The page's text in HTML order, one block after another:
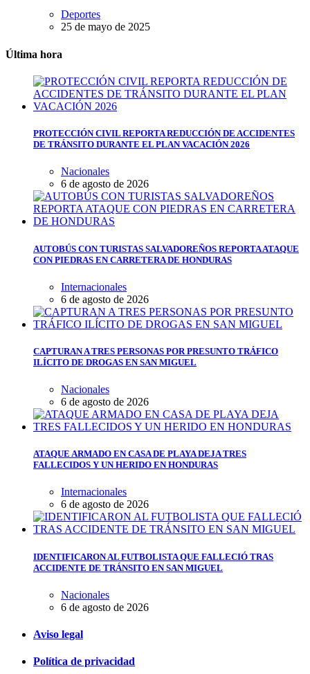
Deportes
25 de mayo de 2025
Última hora
PROTECCIÓN CIVIL REPORTA REDUCCIÓN DE ACCIDENTES
DE TRÁNSITO DURANTE EL PLAN VACACIÓN 2026
Nacionales
6 de agosto de 2026
AUTOBÚS CON TURISTAS SALVADOREÑOS REPORTA ATAQUE
CON PIEDRAS EN CARRETERA DE HONDURAS
Internacionales
6 de agosto de 2026
CAPTURAN A TRES PERSONAS POR PRESUNTO TRÁFICO
ILÍCITO DE DROGAS EN SAN MIGUEL
Nacionales
6 de agosto de 2026
ATAQUE ARMADO EN CASA DE PLAYA DEJA TRES
FALLECIDOS Y UN HERIDO EN HONDURAS
Internacionales
6 de agosto de 2026
IDENTIFICARON AL FUTBOLISTA QUE FALLECIÓ TRAS
ACCIDENTE DE TRÁNSITO EN SAN MIGUEL
Nacionales
6 de agosto de 2026
Aviso legal
Política de privacidad